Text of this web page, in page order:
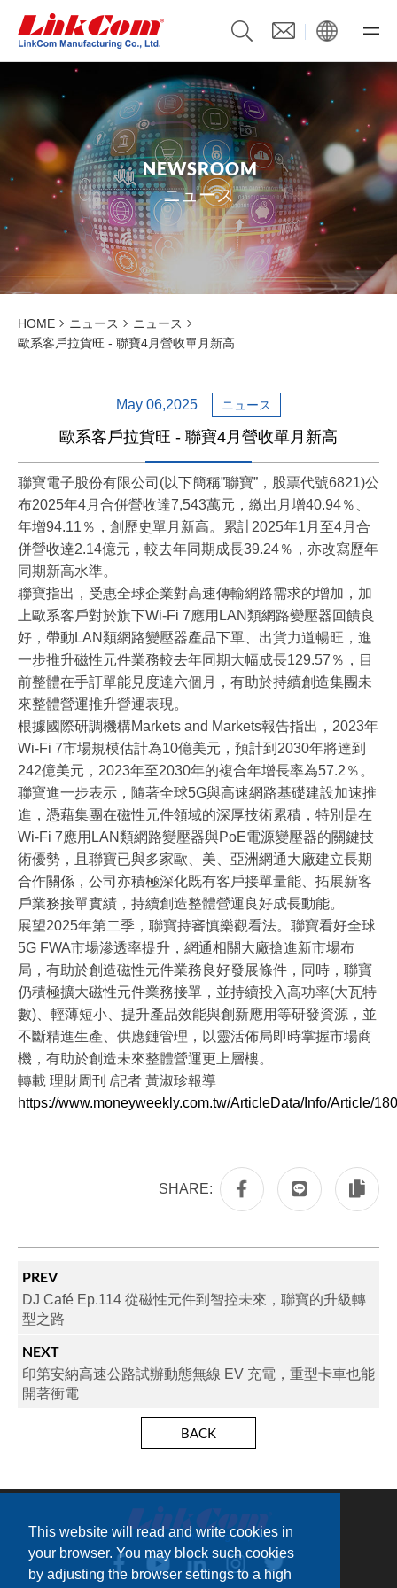
This website will read and write cookies in
your browser. You may block such cookies
by adjusting the browser settings to a high
NEWSROOM
ニュース
HOME ニュース
ニュース
歐系客戶拉貨旺 - 聯寶4月營收單月新高
May 06,2025 ニュース
歐系客戶拉貨旺 - 聯寶4月營收單月新高
聯寶電子股份有限公司(以下簡稱”聯寶”，股票代號6821)公
布2025年4月合併營收達7,543萬元，繳出月增40.94％、
年增94.11％，創歷史單月新高。累計2025年1月至4月合
併營收達2.14億元，較去年同期成長39.24％，亦改寫歷年
同期新高水準。
聯寶指出，受惠全球企業對高速傳輸網路需求的增加，加
上歐系客戶對於旗下Wi-Fi 7應用LAN類網路變壓器回饋良
好，帶動LAN類網路變壓器產品下單、出貨力道暢旺，進
一步推升磁性元件業務較去年同期大幅成長129.57％，目
前整體在手訂單能見度達六個月，有助於持續創造集團未
來整體營運推升營運表現。
根據國際研調機構Markets and Markets報告指出，2023年
Wi-Fi 7市場規模估計為10億美元，預計到2030年將達到
242億美元，2023年至2030年的複合年增長率為57.2％。
聯寶進一步表示，隨著全球5G與高速網路基礎建設加速推
進，憑藉集團在磁性元件領域的深厚技術累積，特別是在
Wi-Fi 7應用LAN類網路變壓器與PoE電源變壓器的關鍵技
術優勢，且聯寶已與多家歐、美、亞洲網通大廠建立長期
合作關係，公司亦積極深化既有客戶接單量能、拓展新客
戶業務接單實績，持續創造整體營運良好成長動能。
展望2025年第二季，聯寶持審慎樂觀看法。聯寶看好全球
5G FWA市場滲透率提升，網通相關大廠搶進新市場布
局，有助於創造磁性元件業務良好發展條件，同時，聯寶
仍積極擴大磁性元件業務接單，並持續投入高功率(大瓦特
數)、輕薄短小、提升產品效能與創新應用等研發資源，並
不斷精進生產、供應鏈管理，以靈活佈局即時掌握市場商
機，有助於創造未來整體營運更上層樓。
轉載 理財周刊 /記者 黃淑珍報導
https://www.moneyweekly.com.tw/ArticleData/Info/Article/
SHARE:
PREV
DJ Café Ep.114 從磁性元件到智控未來，聯寶的升級轉
型之路
NEXT
印第安納高速公路試辦動態無線 EV 充電，重型卡車也能
開著衝電
BACK